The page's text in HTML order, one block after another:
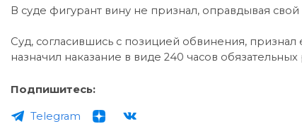
В суде фигурант вину не признал, оправдывая
Суд, согласившись с позицией обвинения,
назначил наказание в виде 240 часов обязательных
Подпишитесь:
Telegram